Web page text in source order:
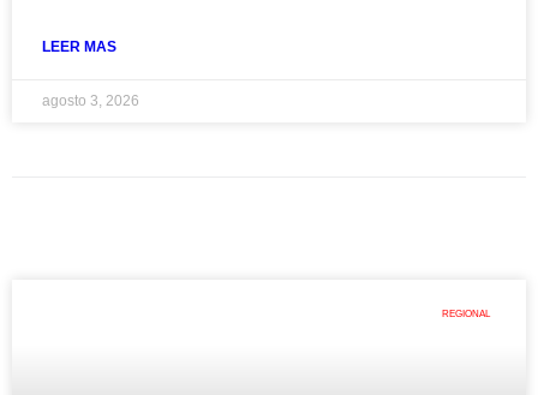
LEER MAS
agosto 3, 2026
REGIONAL